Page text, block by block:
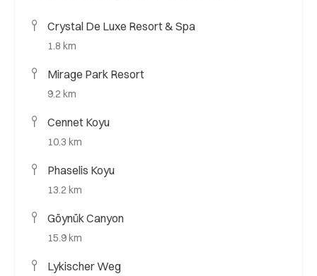
Crystal De Luxe Resort & Spa
1.8 km
Mirage Park Resort
9.2 km
Cennet Koyu
10.3 km
Phaselis Koyu
13.2 km
Göynük Canyon
15.9 km
Lykischer Weg